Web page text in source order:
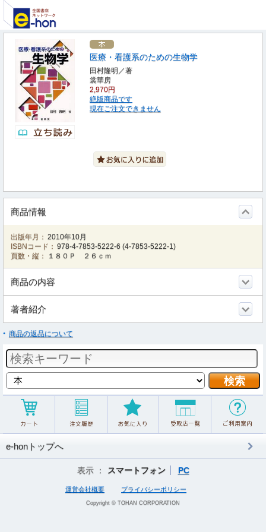
医療・看護系のための生物学
田村隆明／著
裳華房
2,970円
絶版商品です
現在ご注文できません
商品情報
出版年月： 2010年10月
ISBNコード： 978-4-7853-5222-6 (4-7853-5222-1)
頁数・縦：
１８０Ｐ ２６ｃｍ
商品の内容
著者紹介
商品の返品について
e-honトップへ
表示 ： スマートフォン PC
運営会社概要 プライバシーポリシー
Copyright © TOHAN CORPORATION